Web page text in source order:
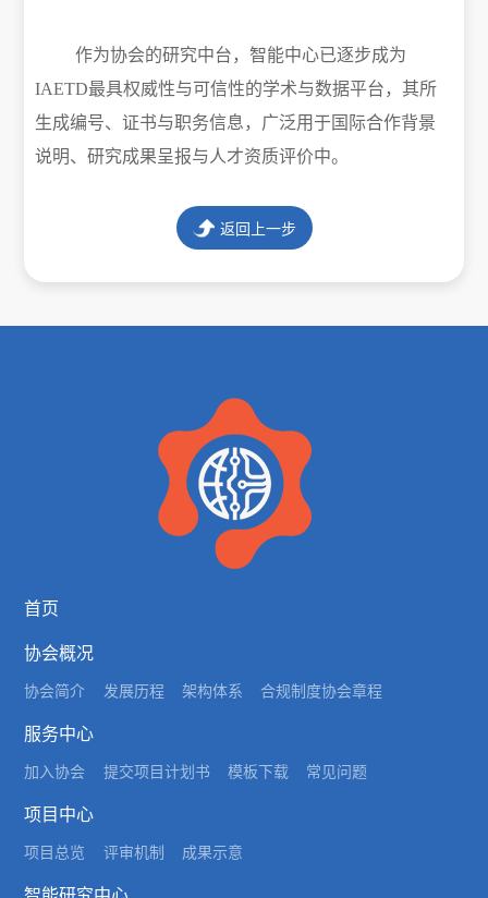
作为协会的研究中台，智能中心已逐步成为
IAETD最具权威性与可信性的学术与数据平台，其所
生成编号、证书与职务信息，广泛用于国际合作背景
说明、研究成果呈报与人才资质评价中。
返回上一步
首页
协会概况
协会简介 发展历程 架构体系 合规制度协会章程
服务中心
加入协会 提交项目计划书 模板下载 常见问题
项目中心
项目总览 评审机制 成果示意